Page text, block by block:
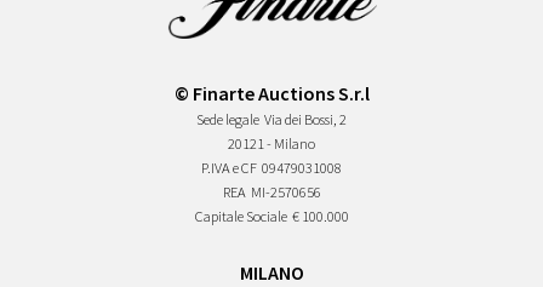
© Finarte Auctions S.r.l
Sede legale Via dei Bossi, 2
20121 - Milano
P.IVA e CF 09479031008
REA MI-2570656
Capitale Sociale € 100.000
MILANO